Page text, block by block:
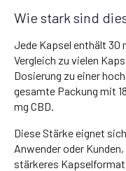
Wie stark sind
Jede Kapsel enthält 30
Vergleich zu vielen
Dosierung zu einer
gesamte Packung mit
mg CBD.
Diese Stärke eignet
Anwender oder
stärkeres Kapselformat